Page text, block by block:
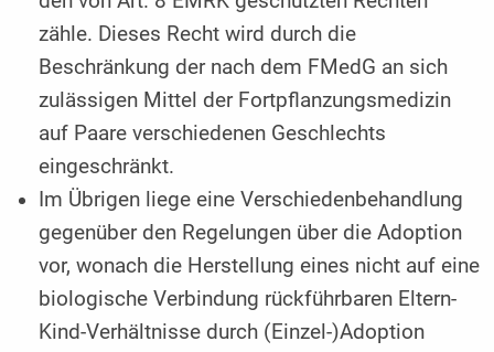
zähle. Dieses Recht wird durch die
Beschränkung der nach dem FMedG an sich
zulässigen Mittel der Fortpflanzungsmedizin
auf Paare verschiedenen Geschlechts
eingeschränkt.
Im Übrigen liege eine Verschiedenbehandlung
gegenüber den Regelungen über die Adoption
vor, wonach die Herstellung eines nicht auf eine
biologische Verbindung rückführbaren Eltern-
Kind-Verhältnisse durch (Einzel-)Adoption